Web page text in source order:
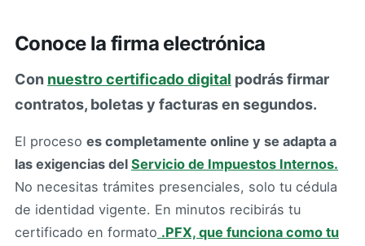
Conoce la firma electrónica
Con nuestro certificado digital podrás firmar
contratos, boletas y facturas en segundos.
El proceso es completamente online y se adapta a
las exigencias del Servicio de Impuestos Internos.
No necesitas trámites presenciales, solo tu cédula
de identidad vigente. En minutos recibirás tu
certificado en formato .PFX, que funciona como tu